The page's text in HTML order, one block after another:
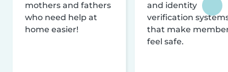
mothers and fathers
who need help at
home easier!
and identity
verification
that make
feel safe.